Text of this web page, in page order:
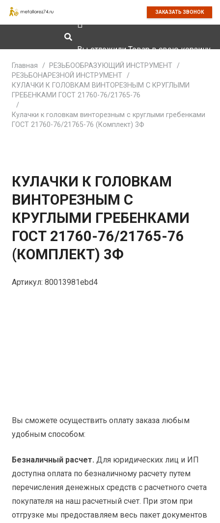
ЗАКАЗАТЬ ЗВОНОК
Вы отложилиТоварв свою корзину.
Главная / РЕЗЬБООБРАЗУЮЩИЙ ИНСТРУМЕНТ /
РЕЗЬБОНАРЕЗНОЙ ИНСТРУМЕНТ /
КУЛАЧКИ К ГОЛОВКАМ ВИНТОРЕЗНЫМ С КРУГЛЫМИ
ГРЕБЕНКАМИ ГОСТ 21760-76/21765-76
/
Кулачки к головкам винторезным с круглыми гребенками
ГОСТ 21760-76/21765-76 (Комплект) 3Ф
КУЛАЧКИ К ГОЛОВКАМ
ВИНТОРЕЗНЫМ С
КРУГЛЫМИ ГРЕБЕНКАМИ
ГОСТ 21760-76/21765-76
(КОМПЛЕКТ) 3Ф
Артикул: 80013981ebd4
Вы сможете осуществить оплату заказа любым
удобным способом:
Безналичный расчет. Для юридических лиц и ИП
доступна оплата по безналичному расчету путем
перечисления денежных средств с расчетного счета
покупателя на наш расчетный счет. При этом при
отгрузке мы предоставляем весь пакет документов